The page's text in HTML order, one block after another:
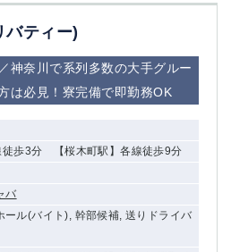
バティー)
神奈川で系列多数の大手グルー
は必見！寮完備で即勤務OK
徒歩3分 【桜木町駅】各線徒歩9分
バ
ール(バイト), 幹部候補, 送りドライバ